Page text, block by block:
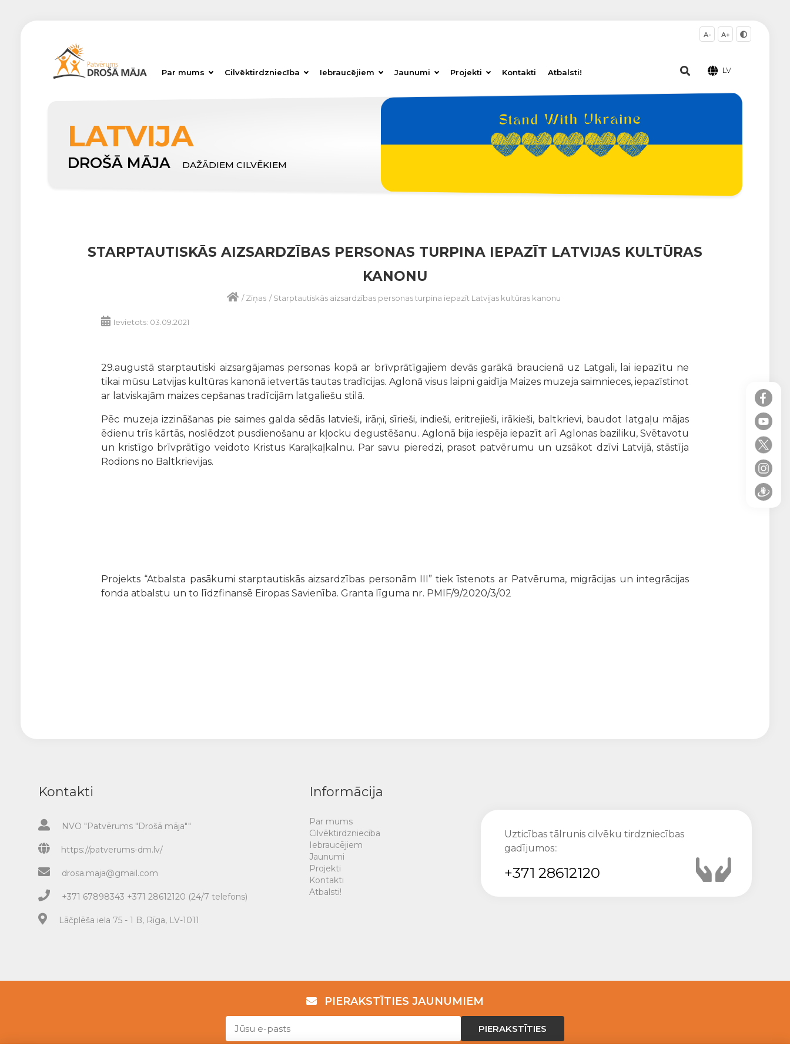
Par mums Cilvēktirdzniecība Iebraucējiem Jaunumi Projekti Kontakti Atbalsti!
A- A+
LV
LATVIJA
DROŠĀ MĀJA DAŽĀDIEM CILVĒKIEM
STARPTAUTISKĀS AIZSARDZĪBAS PERSONAS TURPINA IEPAZĪT LATVIJAS KULTŪRAS
KANONU
/Ziņas /Starptautiskās aizsardzības personas turpina iepazīt Latvijas kultūras kanonu
Ievietots: 03.09.2021
29.augustā starptautiski aizsargājamas personas kopā ar brīvprātīgajiem devās garākā braucienā uz Latgali, lai iepazītu ne
tikai mūsu Latvijas kultūras kanonā ietvertās tautas tradīcijas. Aglonā visus laipni gaidīja Maizes muzeja saimnieces, iepazīstinot
ar latviskajām maizes cepšanas tradīcijām latgaliešu stilā.
Pēc muzeja izzināšanas pie saimes galda sēdās latvieši, irāņi, sīrieši, indieši, eritrejieši, irākieši, baltkrievi, baudot latgaļu mājas
ēdienu trīs kārtās, noslēdzot pusdienošanu ar kļocku degustēšanu. Aglonā bija iespēja iepazīt arī Aglonas baziliku, Svētavotu
un kristīgo brīvprātīgo veidoto Kristus Karaļkaļkalnu. Par savu pieredzi, prasot patvērumu un uzsākot dzīvi Latvijā, stāstīja
Rodions no Baltkrievijas.
Projekts “Atbalsta pasākumi starptautiskās aizsardzības personām III” tiek īstenots ar Patvēruma, migrācijas un integrācijas
fonda atbalstu un to līdzfinansē Eiropas Savienība. Granta līguma nr. PMIF/9/2020/3/02
Kontakti
NVO "Patvērums "Drošā māja""
https://patverums-dm.lv/
drosa.maja@gmail.com
+371 67898343 +371 28612120 (24/7 telefons)
Lāčplēša iela 75 - 1 B, Rīga, LV-1011
Informācija
Par mums
Cilvēktirdzniecība
Iebraucējiem
Jaunumi
Projekti
Kontakti
Atbalsti!
Uzticības tālrunis cilvēku tirdzniecības
gadījumos::
+371 28612120
PIERAKSTĪTIES JAUNUMIEM
PIERAKSTĪTIES